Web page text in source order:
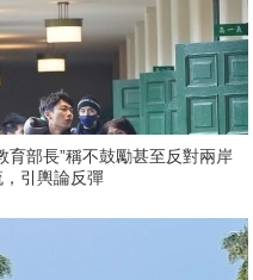
育部長”稱不鼓勵甚至反對兩岸
，引輿論反彈